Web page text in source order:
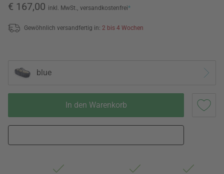
€ 167,00 inkl. MwSt., versandkostenfrei*
Gewöhnlich versandfertig in: 2 bis 4 Wochen
blue
In den Warenkorb